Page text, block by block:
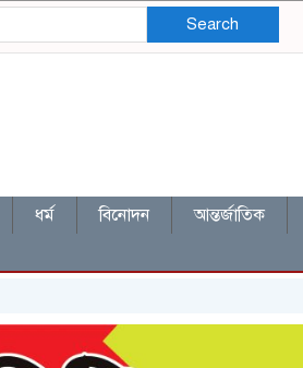
Search
ধর্ম বিনোদন আন্তর্জাতিক